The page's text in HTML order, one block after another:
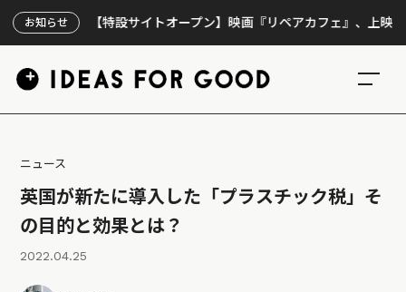
お知らせ
【特設サイトオープン】映画『リペアカフェ』、上映300回の
ニュース
英国が新たに導入した「プラスチック税」そ
の目的と効果とは？
2022.04.25